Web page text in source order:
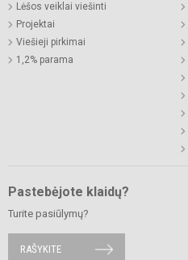
Lėšos veiklai viešinti
Projektai
Viešieji pirkimai
1,2% parama
Pastebėjote klaidų?
Turite pasiūlymų?
RAŠYKITE